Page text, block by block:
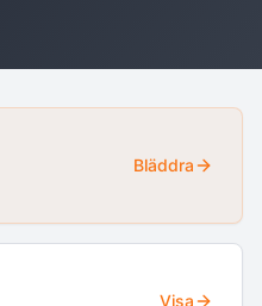
Bläddra
Visa